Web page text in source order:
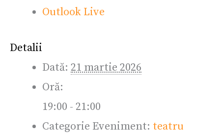
Outlook Live
Detalii
Dată: 21 martie 2026
Oră:
19:00 - 21:00
Categorie Eveniment: teatru